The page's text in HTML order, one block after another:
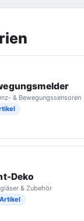
& Bewegungssensoren
Deko
& Zubehör